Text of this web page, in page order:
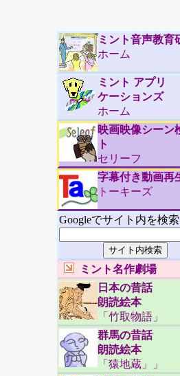
ミント音声教育
ホーム
ミント アプリ
ケーションズ
ホーム
映画映像シーン
ト
セリーフ
字幕付き動画再
トーキーズ
Googleでサイト内を検索
ミント名作劇場
日本の昔話
朗読絵本
「竹取物語」
群馬の昔話
朗読絵本
「猿地蔵」」